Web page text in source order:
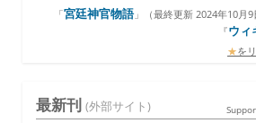
「宮廷神官物語」（最終更新 2024年10月9
『ウィ
★を
最新刊 (外部サイト)